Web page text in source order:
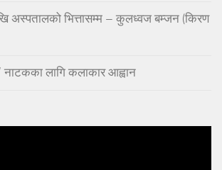
अस्पतालको भित्तासम्म – कुलध्वज बम्जन (किरण
नाटकका लागि कलाकार आह्वान